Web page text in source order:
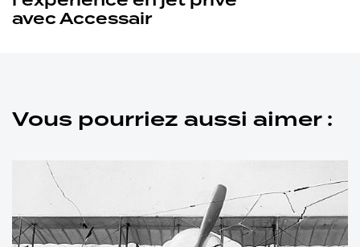
avec Accessair
Vous pourriez aussi aimer :